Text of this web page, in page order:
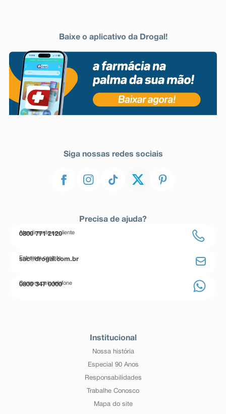
Baixe o aplicativo da Drogal!
Siga nossas redes sociais
Precisa de ajuda?
Atendimento ao cliente
0800 771 2120
Entre em contato
sac@drogal.com.br
Compre pelo telefone
0800 347 0000
Institucional
Nossa história
Especial 90 Anos
Responsabilidades
Trabalhe Conosco
Mapa do site